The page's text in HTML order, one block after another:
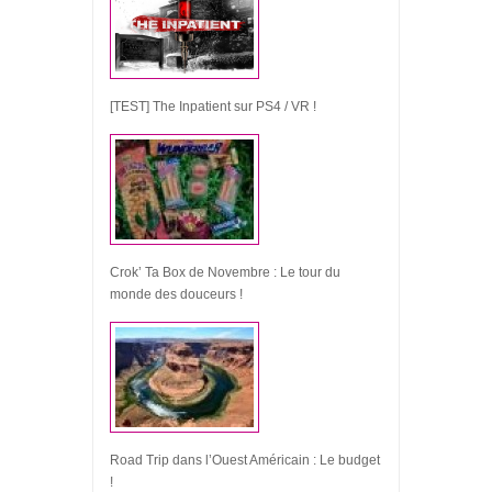
[TEST] The Inpatient sur PS4 / VR !
Crok’ Ta Box de Novembre : Le tour du
monde des douceurs !
Road Trip dans l’Ouest Américain : Le budget
!